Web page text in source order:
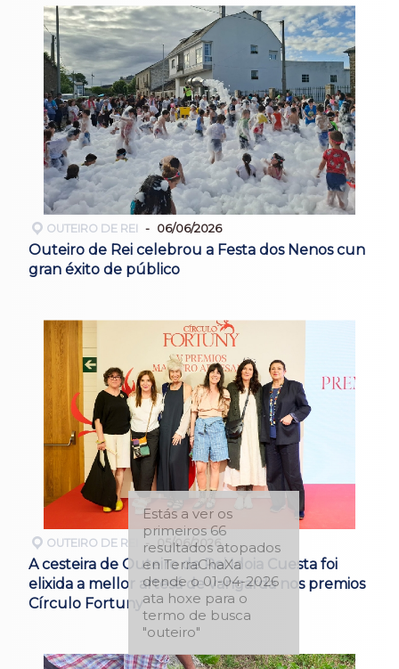
OUTEIRO DE REI 06/06/2026
Outeiro de Rei celebrou a Festa dos Nenos cun
gran éxito de público
OUTEIRO DE REI 05/06/2026
A cesteira de Outeiro de Rei Idoia Cuesta foi
elixida a mellor artesá de vangarda nos premios
Círculo Fortuny
Estás a ver os
primeiros 66
resultados atopados
en TerraChaXa
dende o 01-04-2026
ata hoxe para o
termo de busca
"outeiro"